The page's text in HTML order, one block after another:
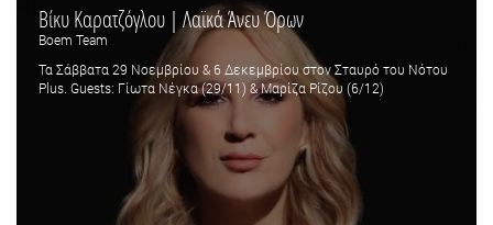
Βίκυ Καρατζόγλου | Λαϊκά Άνευ Όρων
Boem Team
Τα Σάββατα 29 Νοεμβρίου & 6 Δεκεμβρίου στον Σταυρό του Νότου
Plus. Guests: Γίωτα Νέγκα (29/11) & Μαρίζα Ρίζου (6/12)